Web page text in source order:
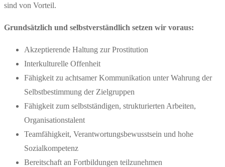
sind von Vorteil.
Grundsätzlich und selbstverständlich setzen wir voraus:
Akzeptierende Haltung zur Prostitution
Interkulturelle Offenheit
Fähigkeit zu achtsamer Kommunikation unter Wahrung der
Selbstbestimmung der Zielgruppen
Fähigkeit zum selbstständigen, strukturierten Arbeiten,
Organisationstalent
Teamfähigkeit, Verantwortungsbewusstsein und hohe
Sozialkompetenz
Bereitschaft an Fortbildungen teilzunehmen